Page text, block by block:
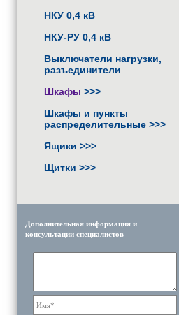
НКУ 0,4 кВ
НКУ-РУ 0,4 кВ
Выключатели нагрузки,
разъединители
Шкафы >>>
Шкафы и пункты
распределительные >>>
Ящики >>>
Щитки >>>
Дополнительная информация и
консультации специалистов